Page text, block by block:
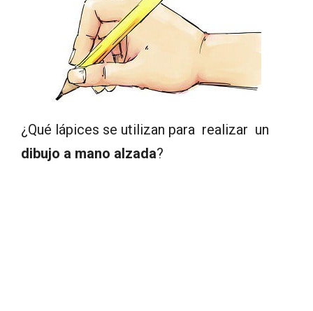
¿Qué lápices se utilizan para realizar un
dibujo a mano alzada?